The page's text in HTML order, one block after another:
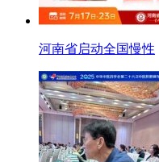
河南省启动全国慢性